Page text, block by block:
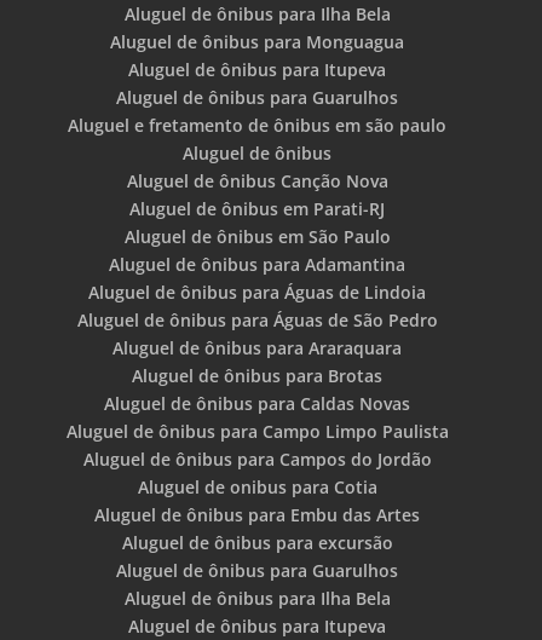
Aluguel de ônibus para Ilha Bela
Aluguel de ônibus para Monguagua
Aluguel de ônibus para Itupeva
Aluguel de ônibus para Guarulhos
Aluguel e fretamento de ônibus em são paulo
Aluguel de ônibus
Aluguel de ônibus Canção Nova
Aluguel de ônibus em Parati-RJ
Aluguel de ônibus em São Paulo
Aluguel de ônibus para Adamantina
Aluguel de ônibus para Águas de Lindoia
Aluguel de ônibus para Águas de São Pedro
Aluguel de ônibus para Araraquara
Aluguel de ônibus para Brotas
Aluguel de ônibus para Caldas Novas
Aluguel de ônibus para Campo Limpo Paulista
Aluguel de ônibus para Campos do Jordão
Aluguel de onibus para Cotia
Aluguel de ônibus para Embu das Artes
Aluguel de ônibus para excursão
Aluguel de ônibus para Guarulhos
Aluguel de ônibus para Ilha Bela
Aluguel de ônibus para Itupeva